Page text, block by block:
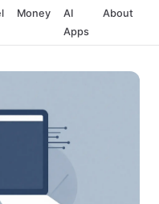
Money
AI
Apps
About